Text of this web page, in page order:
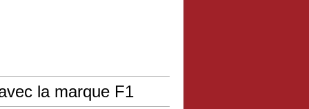
la marque F1